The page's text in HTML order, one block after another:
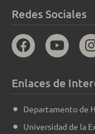
Redes Sociales
Enlaces de
Departamento de
Universidad de la